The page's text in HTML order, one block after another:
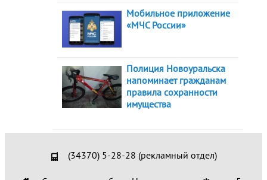
Мобильное приложение
«МЧС России»
Полиция Новоуральска
напоминает гражданам
правила сохранности
имущества
(34370) 5-28-28 (рекламный отдел)